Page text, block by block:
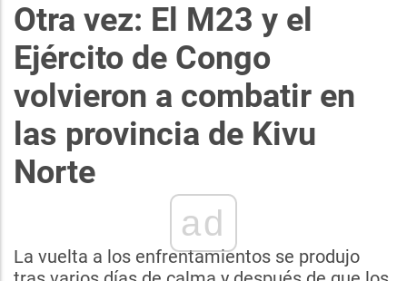
Otra vez: El M23 y el
Ejército de Congo
volvieron a combatir en
las provincia de Kivu
Norte
ad
La vuelta a los enfrentamientos se produjo